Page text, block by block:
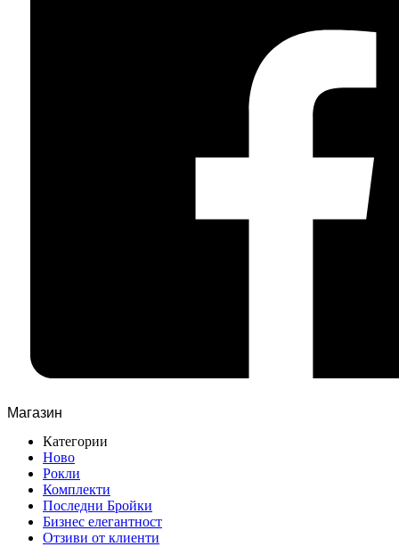
Магазин
Категории
Ново
Рокли
Комплекти
Последни Бройки
Бизнес елегантност
Отзиви от клиенти